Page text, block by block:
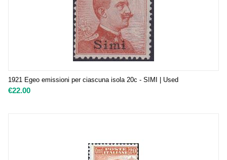
1921 Egeo emissioni per ciascuna isola 20c - SIMI | Used
€22.00